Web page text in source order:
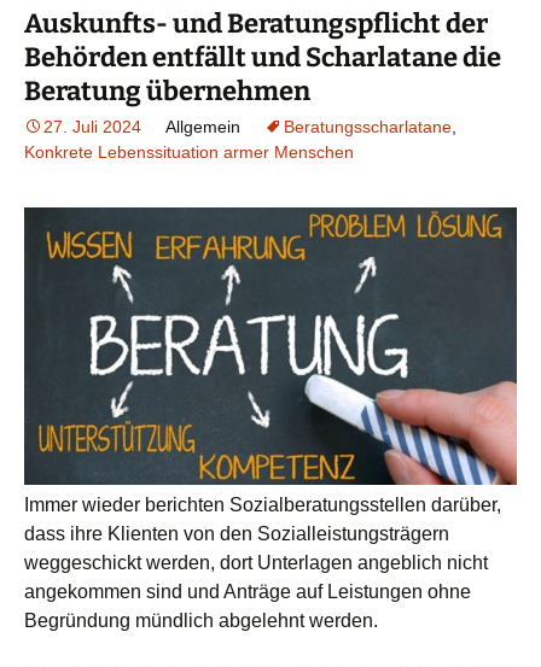
Auskunfts- und Beratungspflicht der
Behörden entfällt und Scharlatane die
Beratung übernehmen
27. Juli 2024 Allgemein Beratungsscharlatane,
Konkrete Lebenssituation armer Menschen
Immer wieder berichten Sozialberatungsstellen darüber,
dass ihre Klienten von den Sozialleistungsträgern
weggeschickt werden, dort Unterlagen angeblich nicht
angekommen sind und Anträge auf Leistungen ohne
Begründung mündlich abgelehnt werden.